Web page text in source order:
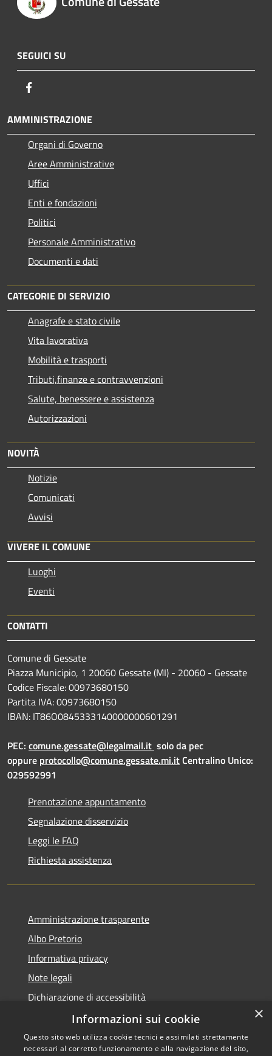
SEGUICI SU
AMMINISTRAZIONE
Organi di Governo
Aree Amministrative
Uffici
Enti e fondazioni
Politici
Personale Amministrativo
Documenti e dati
CATEGORIE DI SERVIZIO
Anagrafe e stato civile
Vita lavorativa
Mobilità e trasporti
Tributi,finanze e contravvenzioni
Salute, benessere e assistenza
Autorizzazioni
NOVITÀ
Notizie
Comunicati
Avvisi
VIVERE IL COMUNE
Luoghi
Eventi
CONTATTI
Comune di Gessate
Piazza Municipio, 1 20060 Gessate (MI) - 20060 - Gessate
Codice Fiscale: 00973680150
Partita IVA: 00973680150
IBAN: IT86O0845333140000000601291
PEC: comune.gessate@legalmail.it solo da pec
oppure protocollo@comune.gessate.mi.itCentralino Unico:
029592991
Prenotazione appuntamento
Segnalazione disservizio
Leggi le FAQ
Richiesta assistenza
Amministrazione trasparente
Albo Pretorio
Informativa privacy
Note legali
Dichiarazione di accessibilità
Dichiarazione di accessibilità dal 2025
×
Informazioni sui cookie
Questo sito web utilizza cookie tecnici e assimilati strettamente
necessari al corretto funzionamento e alla navigazione del sito,